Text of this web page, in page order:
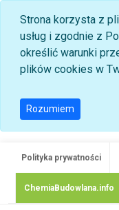
Strona korzysta z
usług i zgodnie z
określić warunki
plików cookies w
Rozumiem
Polityka prywatności
ChemiaBudowlana.info